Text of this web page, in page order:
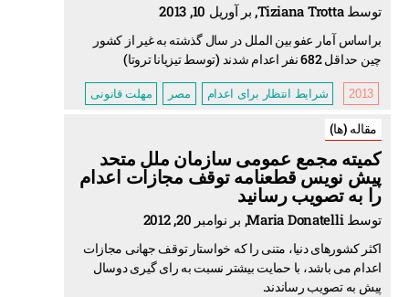
توسط Tiziana Trotta, بر آوریل 10, 2013
براساس آمار عفو بین الملل در سال گذشته به غیر از کشور
چین حداقل 682 نفر اعدام شدند (توسط تیزیانا تروتا)
2013 شرایط انتظار برای اعدام مصر مهلت قانونی
مقاله (ها)
کمیته مجمع عمومی سازمان ملل متحد
پیش نویس قطعنامه توقف مجازات اعدام
را به تصویب رسانید
توسط Maria Donatelli, بر نوامبر 20, 2012
اکثر کشورهای دنیا، متنی را که خواستار توقف جهانی مجازات
اعدام می باشد، با حمایت بیشتر نسبت به رای گیری دوسال
پیش به تصویب رساندند.